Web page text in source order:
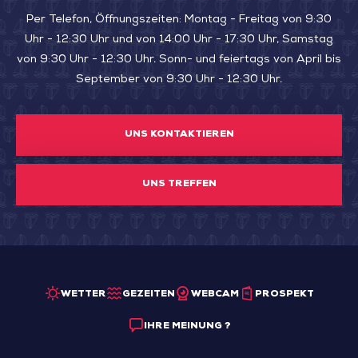
Per Telefon, Öffnungszeiten: Montag - Freitag von 9:30
Uhr - 12:30 Uhr und von 14:00 Uhr - 17:30 Uhr, Samstag
von 9:30 Uhr - 12:30 Uhr. Sonn- und feiertags von April bis
September von 9:30 Uhr - 12:30 Uhr.
UNS KONTAKTIEREN
UNS TREFFEN
WETTER GEZEITEN WEBCAM PROSPEKT
IHRE MEINUNG ?